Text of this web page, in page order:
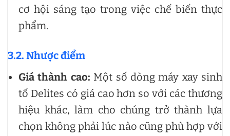
cơ hội sáng tạo trong việc chế biến thực
phẩm.
3.2. Nhược điểm
Giá thành cao: Một số dòng máy xay sinh
tố Delites có giá cao hơn so với các thương
hiệu khác, làm cho chúng trở thành lựa
chọn không phải lúc nào cũng phù hợp với